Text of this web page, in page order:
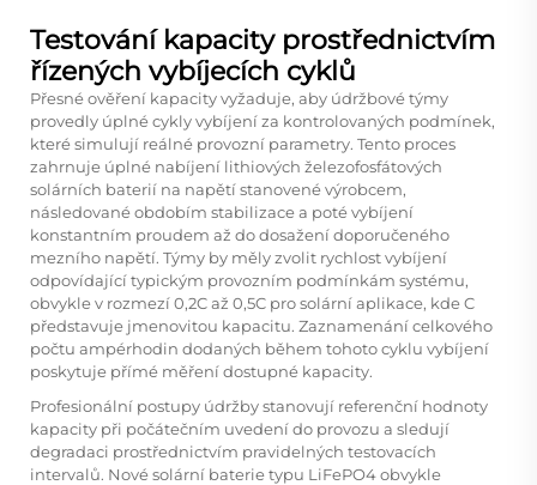
Testování kapacity prostřednictvím
řízených vybíjecích cyklů
Přesné ověření kapacity vyžaduje, aby údržbové týmy
provedly úplné cykly vybíjení za kontrolovaných podmínek,
které simulují reálné provozní parametry. Tento proces
zahrnuje úplné nabíjení lithiových železofosfátových
solárních baterií na napětí stanovené výrobcem,
následované obdobím stabilizace a poté vybíjení
konstantním proudem až do dosažení doporučeného
mezního napětí. Týmy by měly zvolit rychlost vybíjení
odpovídající typickým provozním podmínkám systému,
obvykle v rozmezí 0,2C až 0,5C pro solární aplikace, kde C
představuje jmenovitou kapacitu. Zaznamenání celkového
počtu ampérhodin dodaných během tohoto cyklu vybíjení
poskytuje přímé měření dostupné kapacity.
Profesionální postupy údržby stanovují referenční hodnoty
kapacity při počátečním uvedení do provozu a sledují
degradaci prostřednictvím pravidelných testovacích
intervalů. Nové solární baterie typu LiFePO4 obvykle